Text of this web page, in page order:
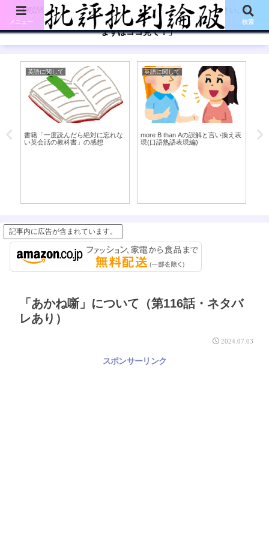
【初訪問の方は、下記の「まずはココ見て!」ボタンをご覧ください。】
「まずはココ見て！」
英語に関して
書籍「一度読んだら絶対に忘れな
い英会話の教科書」の感想
英語に関して
more B than Aの誤解と言い換え表
現(口語熟語表現編)
ル
記事内に広告が含まれています。
「あかね噺」について（第116話・ネタバ
レあり）
2024.07.03
スポンサーリンク
メニュー 検索